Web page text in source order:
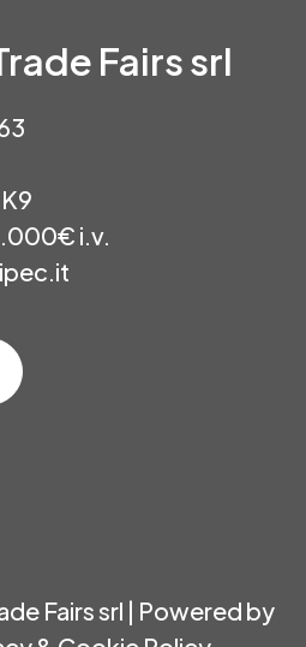
Fairs srl
i.v.
Fairs srl | Powered by